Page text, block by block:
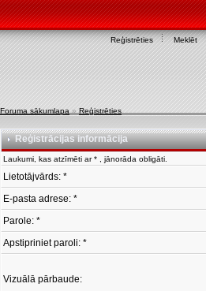
Reģistrēties Meklēt
Foruma sākumlapa » Reģistrēties
Reģistrācijas informācija
Laukumi, kas atzīmēti ar * , jānorāda obligāti.
Lietotājvārds: *
E-pasta adrese: *
Parole: *
Apstipriniet paroli: *
Vizuālā pārbaude: